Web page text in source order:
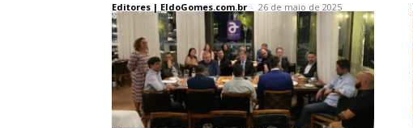
Editores | EldoGomes.com.br - 26 de maio de 2025